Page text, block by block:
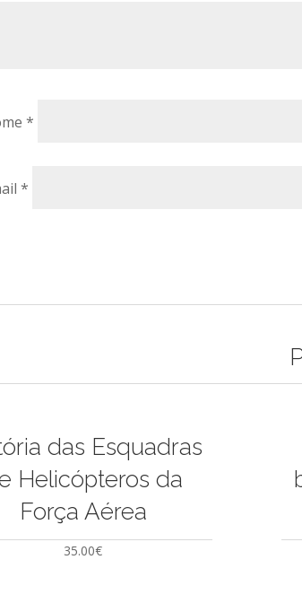
*
*
das Esquadras
Helicópteros da
Força Aérea
35.00€